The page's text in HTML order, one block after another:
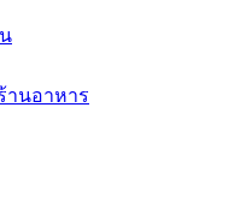
านอาหาร